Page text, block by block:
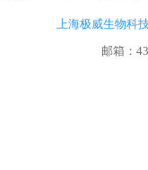
上海极威生物科
邮箱：